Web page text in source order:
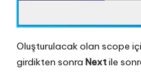
Oluşturulacak olan scope
girdikten sonra Nextile